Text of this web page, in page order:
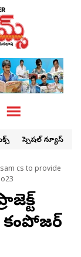
స్పెషల్ న్యూస్
cs to provide
కంపోజర్